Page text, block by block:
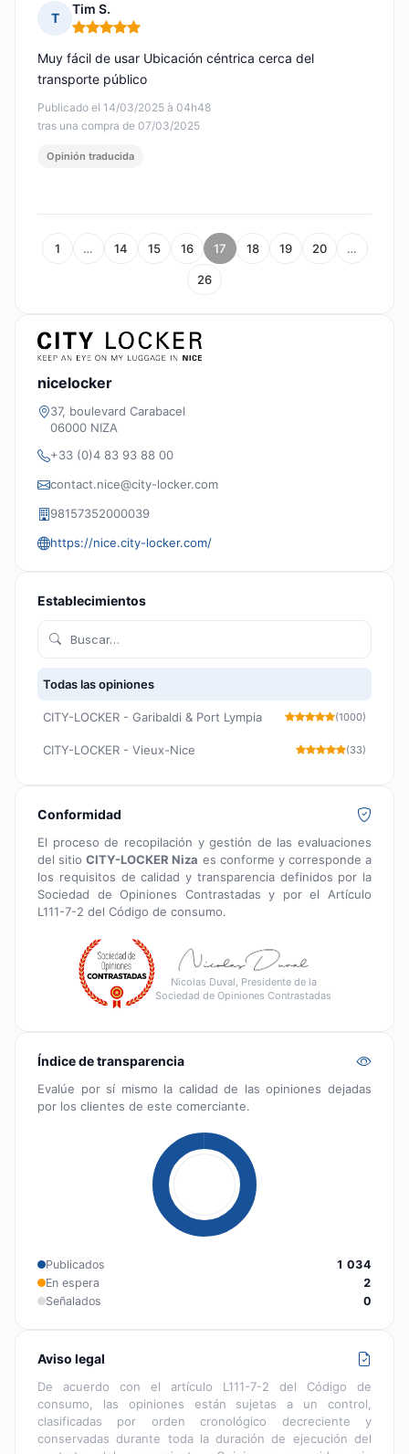
T
Tim S.
Nota: 5 de 5
Publicado el 14/03/2025 à 04h48
tras una compra de 07/03/2025
Muy fácil de usar Ubicación céntrica cerca del
transporte público
Opinión traducida
1 … 14 15 16 17 18 19 20 …
26
nicelocker
37, boulevard Carabacel
06000 NIZA
+33 (0)4 83 93 88 00
contact.nice@city-locker.com
98157352000039
https://nice.city-locker.com/
Establecimientos
Todas las opiniones
CITY-LOCKER - Garibaldi & Port Lympia (1000)
CITY-LOCKER - Vieux-Nice (33)
Conformidad
El proceso de recopilación y gestión de las evaluaciones
del sitioCITY-LOCKER Niza es conforme y corresponde a
los requisitos de calidad y transparencia definidos por la
Sociedad de Opiniones Contrastadas y por el Artículo
L111-7-2 del Código de consumo.
Nicolas Duval, Presidente de la
Sociedad de Opiniones Contrastadas
Índice de transparencia
Evalúe por sí mismo la calidad de las opiniones dejadas
por los clientes de este comerciante.
Publicados
1 034
En espera
2
Señalados
0
Aviso legal
De acuerdo con el artículo L111-7-2 del Código de
consumo, las opiniones están sujetas a un control,
clasificadas por orden cronológico decreciente y
conservadas durante toda la duración de ejecución del